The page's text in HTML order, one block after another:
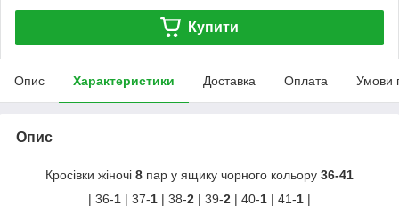
Купити
Опис Характеристики Доставка Оплата Умови
Опис
Кросівки жіночі 8 пар у ящику чорного кольору 36-41
| 36-1 | 37-1 | 38-2 | 39-2 | 40-1 | 41-1 |